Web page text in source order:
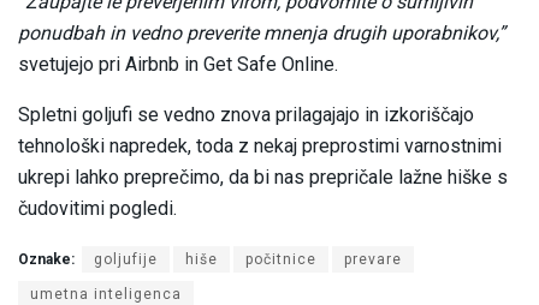
ponudbah in vedno preverite mnenja drugih uporabnikov,”
svetujejo pri Airbnb in Get Safe Online.
Spletni goljufi se vedno znova prilagajajo in izkoriščajo
tehnološki napredek, toda z nekaj preprostimi varnostnimi
ukrepi lahko preprečimo, da bi nas prepričale lažne hiške s
čudovitimi pogledi.
Oznake: goljufije hiše počitnice prevare
umetna inteligenca